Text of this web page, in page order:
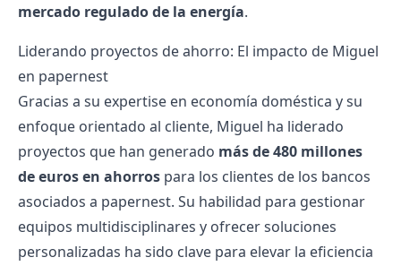
mercado regulado de la energía.
Liderando proyectos de ahorro: El impacto de Miguel
en papernest
Gracias a su expertise en economía doméstica y su
enfoque orientado al cliente, Miguel ha liderado
proyectos que han generado más de 480 millones
de euros en ahorros para los clientes de los bancos
asociados a papernest. Su habilidad para gestionar
equipos multidisciplinares y ofrecer soluciones
personalizadas ha sido clave para elevar la eficiencia